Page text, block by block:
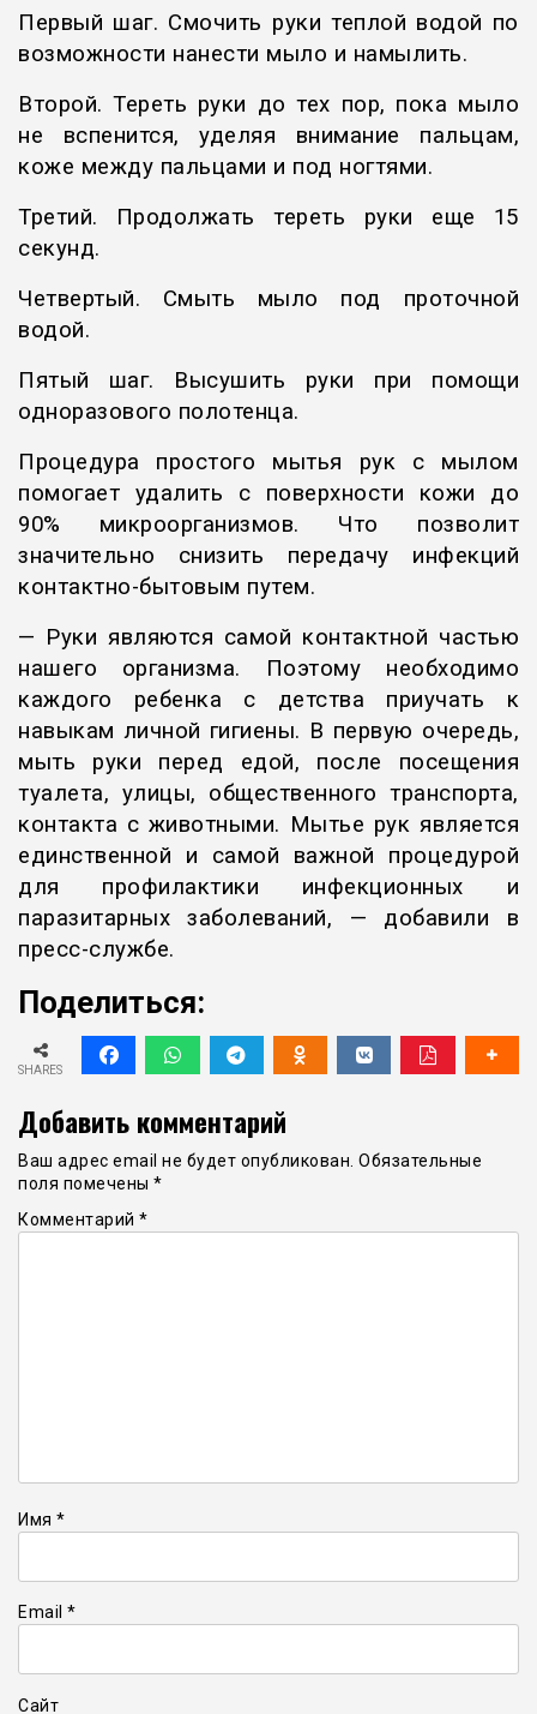
Первый шаг. Смочить руки теплой водой по
возможности нанести мыло и намылить.
Второй. Тереть руки до тех пор, пока мыло
не вспенится, уделяя внимание пальцам,
коже между пальцами и под ногтями.
Третий. Продолжать тереть руки еще 15
секунд.
Четвертый. Смыть мыло под проточной
водой.
Пятый шаг. Высушить руки при помощи
одноразового полотенца.
Процедура простого мытья рук с мылом
помогает удалить с поверхности кожи до
90% микроорганизмов. Что позволит
значительно снизить передачу инфекций
контактно-бытовым путем.
— Руки являются самой контактной частью
нашего организма. Поэтому необходимо
каждого ребенка с детства приучать к
навыкам личной гигиены. В первую очередь,
мыть руки перед едой, после посещения
туалета, улицы, общественного транспорта,
контакта с животными. Мытье рук является
единственной и самой важной процедурой
для профилактики инфекционных и
паразитарных заболеваний, — добавили в
пресс-службе.
Поделиться:
SHARES
Добавить комментарий
Ваш адрес email не будет опубликован. Обязательные
поля помечены *
Комментарий *
Имя *
Email *
Сайт